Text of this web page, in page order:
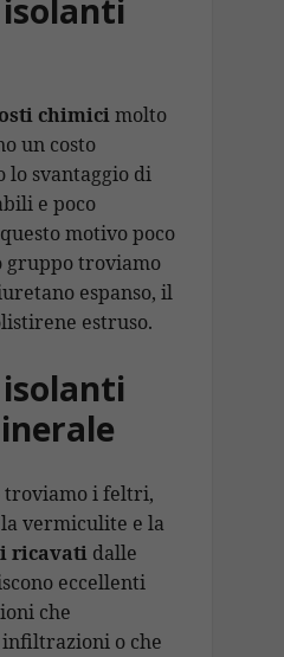
chimicimolto
un costo
lo svantaggio di
e poco
motivo poco
gruppo troviamo
espanso, il
estruso.
troviamo i feltri,
vermiculite e la
ricavatidalle
eccellenti
che
o che